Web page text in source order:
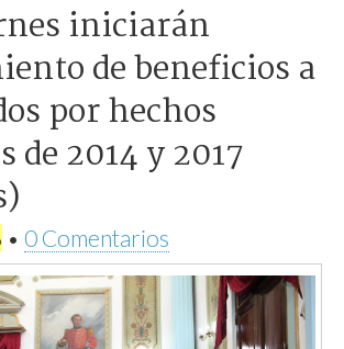
iniciarán
de beneficios a
por hechos
de 2014 y 2017
• 0 Comentarios